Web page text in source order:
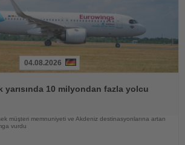
04.08.2026
yarısında 10 milyondan fazla yolcu
müşteri memnuniyeti ve Akdeniz destinasyonlarına artan
vurdu